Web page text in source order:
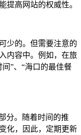
提高网站的权威性。
少的。但需要注意的
内容中。例如，在旅
”、“海口的最佳餐
分。随着时间的推
化，因此，定期更新